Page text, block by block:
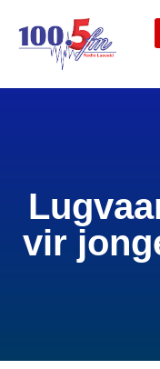
vir